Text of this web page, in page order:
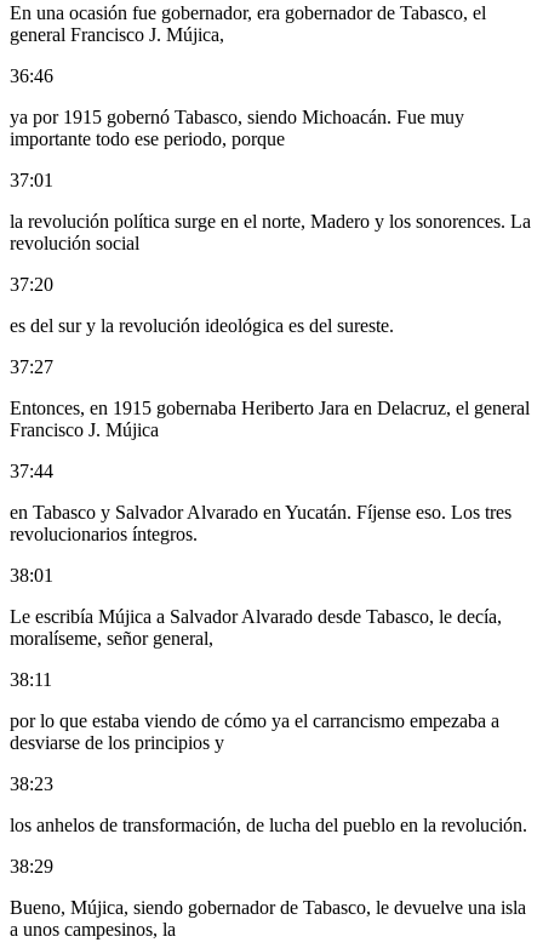
En una ocasión fue gobernador, era gobernador de Tabasco, el
general Francisco J. Mújica,
36:46
ya por 1915 gobernó Tabasco, siendo Michoacán. Fue muy
importante todo ese periodo, porque
37:01
la revolución política surge en el norte, Madero y los sonorences. La
revolución social
37:20
es del sur y la revolución ideológica es del sureste.
37:27
Entonces, en 1915 gobernaba Heriberto Jara en Delacruz, el general
Francisco J. Mújica
37:44
en Tabasco y Salvador Alvarado en Yucatán. Fíjense eso. Los tres
revolucionarios íntegros.
38:01
Le escribía Mújica a Salvador Alvarado desde Tabasco, le decía,
moralíseme, señor general,
38:11
por lo que estaba viendo de cómo ya el carrancismo empezaba a
desviarse de los principios y
38:23
los anhelos de transformación, de lucha del pueblo en la revolución.
38:29
Bueno, Mújica, siendo gobernador de Tabasco, le devuelve una isla
a unos campesinos, la